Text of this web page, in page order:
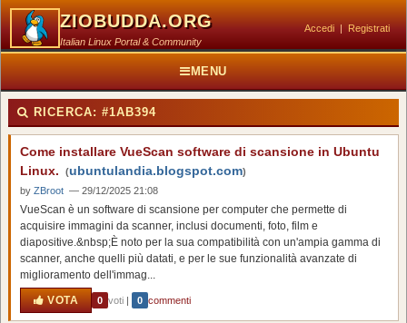
ZIOBUDDA.ORG
Italian Linux Portal & Community
Accedi | Registrati
MENU
RICERCA: #1AB394
Come installare VueScan software di scansione in Ubuntu
Linux.
(ubuntulandia.blogspot.com)
by ZBroot — 29/12/2025 21:08
VueScan è un software di scansione per computer che permette di
acquisire immagini da scanner, inclusi documenti, foto, film e
diapositive.&nbsp;È noto per la sua compatibilità con un'ampia gamma di
scanner, anche quelli più datati, e per le sue funzionalità avanzate di
miglioramento dell'immag...
VOTA
0 voti | 0 commenti